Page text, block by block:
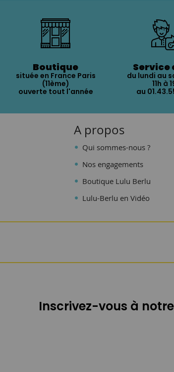
Boutique
située en France Paris
(11ème)
ouverte tout l'année
Service
du lundi au
11h à
au
A propos
Qui sommes-nous ?
Nos engagements
Boutique Lulu Berlu
Lulu-Berlu en Vidéo
Inscrivez-vous à